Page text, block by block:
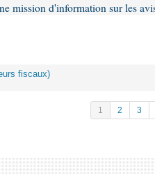
mission d'information sur les
fiscaux)
1 2 3